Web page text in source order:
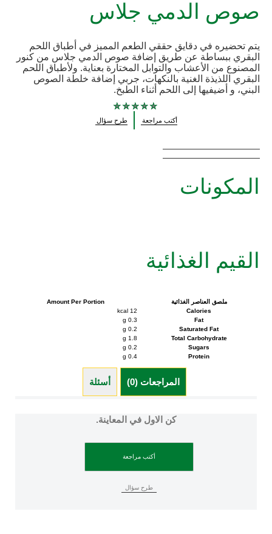
صوص الدمي جلاس
يتم تحضيره في دقايق حققي الطعم المميز في أطباق اللحم
البقري ببساطة عن طريق إضافة صوص الدمي جلاس من كنور
المصنوع من الأعشاب والتوابل المختارة بعناية. ولأطباق اللحم
البقري اللذيذة الغنية بالنكهات، جربي إضافة خلطة الصوص
البني، و أضيفيها إلى اللحم أثناء الطبخ.
أكتب مراجعة طرح سؤال
المكونات
القيم الغذائية
ملصق العناصر الغذائية
Amount Per Portion
Calories
12 kcal
Fat
0.3 g
Saturated Fat
0.2 g
Total Carbohydrate
1.8 g
Sugars
0.2 g
Protein
0.4 g
المراجعات (0) أسئلة (0)
كن الاول في المعاينة.
أكتب مراجعة
طرح سؤال